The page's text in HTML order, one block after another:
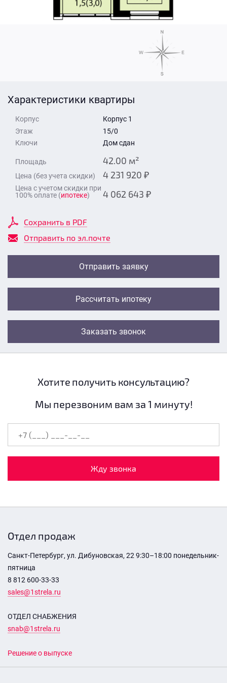
Характеристики квартиры
Корпус
Корпус 1
Этаж
15/0
Ключи
Дом сдан
Площадь 42.00 м²
Цена (без учета скидки) 4 231 920 ₽
Цена с учетом скидки при
100% оплате (ипотеке) 4 062 643 ₽
Сохранить в PDF
Отправить по эл.почте
Отправить заявку
Рассчитать ипотеку
Заказать звонок
Стоимость квартиры
Время для звонка
Отправить
Время для звонка
Отправить
Хотите получить консультацию?
Мы перезвоним вам за 1 минуту!
Жду звонка
Отдел продаж
Санкт-Петербург, ул. Дибуновская, 22 9:30–18:00 понедельник-
пятница
8 812 600-33-33
sales@1strela.ru
ОТДЕЛ СНАБЖЕНИЯ
snab@1strela.ru
Решение о выпуске